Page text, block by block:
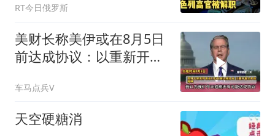
RT今日俄罗斯
美财长称美伊或在8月5日
前达成协议：以重新开发
车马点兵V
天空硬糖消